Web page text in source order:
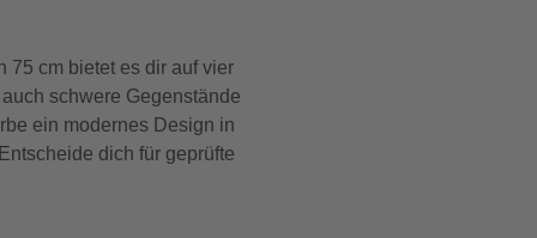
75 cm bietet es dir auf vier
schwere Gegenstände
ein modernes Design in
dich für geprüfte